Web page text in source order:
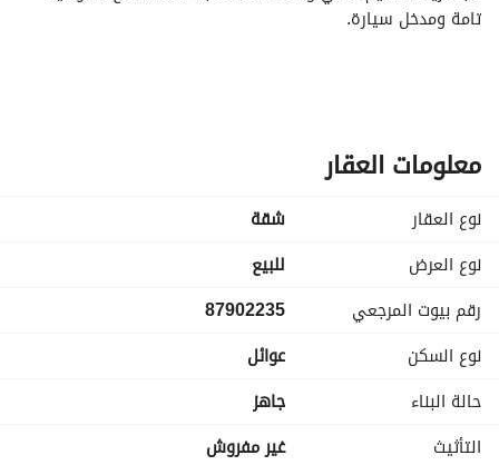
تامة ومدخل سيارة.
* مقلط
* صالة عائلية
* 3 غرف ماستر بدورات مياه خاصة
* غرفة إضافية بدورة مياه مشتركة
**السطح والملحق:**
* سطح خاص بالدور
حسب إعادة التجهيز)
* ملحق علوي
معلومات العقار
نوع العقار
شقة
نوع العرض
للبيع
رقم بيوت المرجعي
87902235
نوع السكن
عوائل
حالة البناء
جاهز
التأثيث
غير مفروش